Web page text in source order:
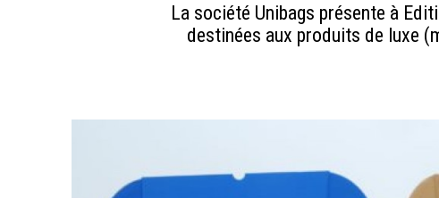
La société Unibags présente à
destinées aux produits de luxe